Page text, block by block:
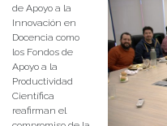
de Apoyo a la
Innovación en
Docencia como
los Fondos de
Apoyo a la
Productividad
Científica
reafirman el